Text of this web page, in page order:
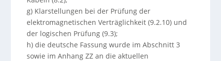
g) Klarstellungen bei der Prüfung der
elektromagnetischen Verträglichkeit (9.2.10) und
der logischen Prüfung (9.3);
h) die deutsche Fassung wurde im Abschnitt 3
sowie im Anhang ZZ an die aktuellen